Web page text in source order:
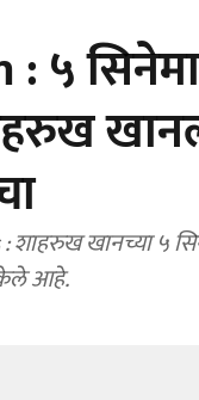
५
केले आहे.